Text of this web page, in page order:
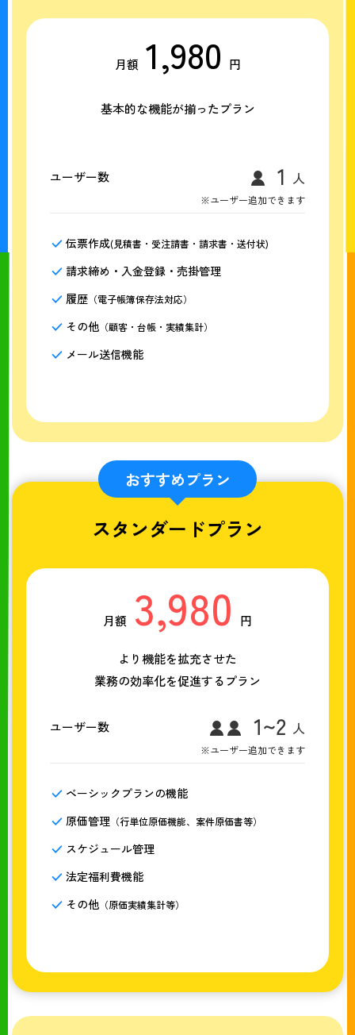
月額 1,980 円
基本的な機能が揃ったプラン
ユーザー数
※ユーザー追加できます
伝票作成(見積書・受注請書・請求書・送付状)
請求締め・入金登録・売掛管理
履歴 （電子帳簿保存法対応）
その他 （顧客・台帳・実績集計）
メール送信機能
おすすめプラン
スタンダードプラン
月額 3,980 円
より機能を拡充させた
業務の効率化を促進するプラン
ユーザー数
※ユーザー追加できます
ベーシックプランの機能
原価管理 （行単位原価機能、案件原価書等）
スケジュール管理
法定福利費機能
その他 （原価実績集計等）